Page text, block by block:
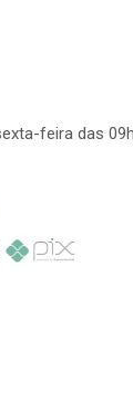
feira das 09h